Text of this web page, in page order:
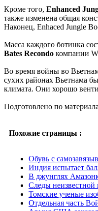
Кроме того, Enhanced
также изменена общая
Наконец, Enhaced Jungle
Масса каждого ботинка
Bates Recondo компании
Во время войны во
сухих районах Вьетнама
климата. Они хорошо
Подготовлено по
Похожие страницы :
Обувь с
Индия испытает
В джунглях
Следы неизвестной
Томские ученые
Отдельная часть